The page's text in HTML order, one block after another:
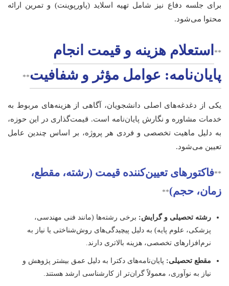
برای جلسه دفاع نیز شامل تهیه اسلاید (پاورپوینت) و تمرین ارائه
محتوا می‌شود.
** استعلام هزینه و قیمت انجام
پایان‌نامه: عوامل مؤثر و شفافیت**
یکی از دغدغه‌های اصلی دانشجویان، آگاهی از هزینه‌های مربوط به
خدمات مشاوره و نگارش پایان‌نامه است. قیمت‌گذاری در این حوزه،
به دلیل ماهیت تخصصی و فردی هر پروژه، بر اساس چندین عامل
تعیین می‌شود.
**فاکتورهای تعیین‌کننده قیمت (رشته، مقطع،
زمان، حجم)**
رشته تحصیلی و گرایش: برخی رشته‌ها (مانند فنی مهندسی،
پزشکی، علوم پایه) به دلیل پیچیدگی‌های روش‌شناختی یا نیاز به
نرم‌افزارهای تخصصی، هزینه بالاتری دارند.
مقطع تحصیلی: پایان‌نامه‌های دکترا به دلیل عمق بیشتر پژوهش و
نیاز به نوآوری، معمولاً گران‌تر از کارشناسی ارشد هستند.